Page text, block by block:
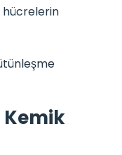
hücrelerin
Kemik